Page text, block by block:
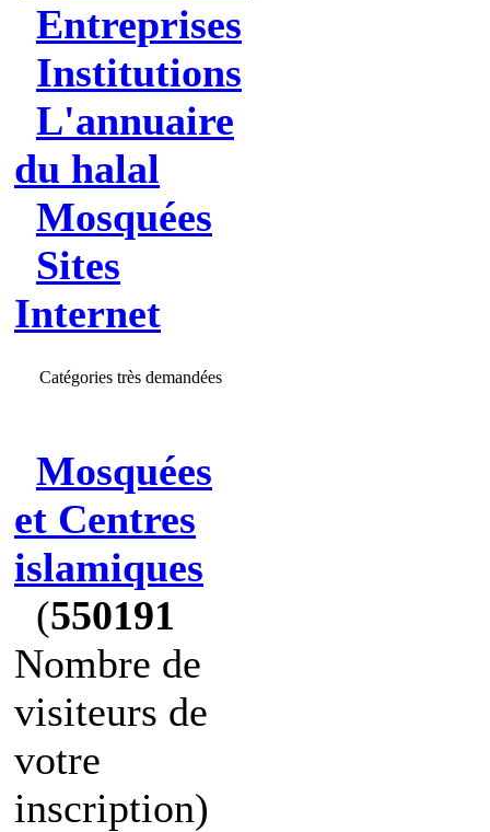
Entreprises
Institutions
L'annuaire
du halal
Mosquées
Sites
Internet
Catégories très demandées
Mosquées
et Centres
islamiques
(550191
Nombre de
visiteurs de
votre
inscription)